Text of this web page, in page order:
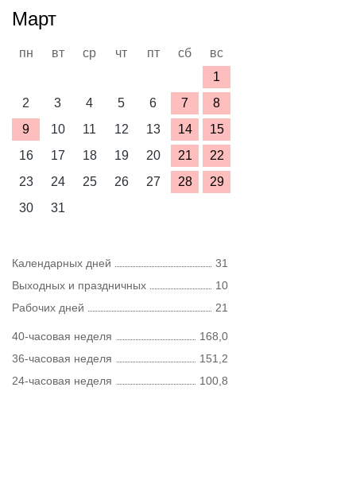
Март
пн вт ср чт пт сб
вс
1
2
3 4 5 6 7
8
9
10 11 12 13 14
15
16
17 18 19 20 21
22
23
24 25 26 27 28
29
30
31
Календарных дней
31
Выходных и праздничных
10
Рабочих дней
21
40-часовая неделя
168,0
36-часовая неделя
151,2
24-часовая неделя
100,8